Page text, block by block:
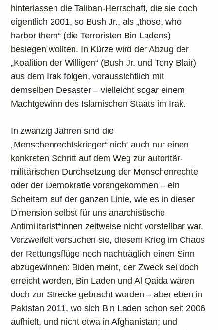
hinterlassen die Taliban-Herrschaft, die sie doch
eigentlich 2001, so Bush Jr., als „those, who
harbor them“ (die Terroristen Bin Ladens)
besiegen wollten. In Kürze wird der Abzug der
„Koalition der Willigen“ (Bush Jr. und Tony Blair)
aus dem Irak folgen, voraussichtlich mit
demselben Desaster – vielleicht sogar einem
Machtgewinn des Islamischen Staats im Irak.
In zwanzig Jahren sind die
„Menschenrechtskrieger“ nicht auch nur einen
konkreten Schritt auf dem Weg zur autoritär-
militärischen Durchsetzung der Menschenrechte
oder der Demokratie vorangekommen – ein
Scheitern auf der ganzen Linie, wie es in dieser
Dimension selbst für uns anarchistische
Antimilitarist*innen zeitweise nicht vorstellbar war.
Verzweifelt versuchen sie, diesem Krieg im Chaos
der Rettungsflüge noch nachträglich einen Sinn
abzugewinnen: Biden meint, der Zweck sei doch
erreicht worden, Bin Laden und Al Qaida wären
doch zur Strecke gebracht worden – aber eben in
Pakistan 2011, wo sich Bin Laden schon seit 2006
aufhielt, und nicht etwa in Afghanistan; und